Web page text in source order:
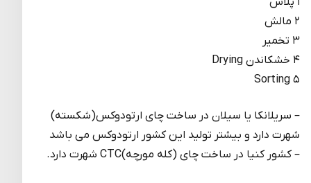
۲ مالش
۳ تخمیر
۴ خشکاندن Drying
۵ Sorting
– سریلانکا یا سیلان در ساخت چای ارتودوکس(شکسته)
شهرت دارد و بیشتر تولید این کشور ارتودوکس می باشد
– کشور کنیا در ساخت چای (کله مورچه)CTC شهرت دارد.